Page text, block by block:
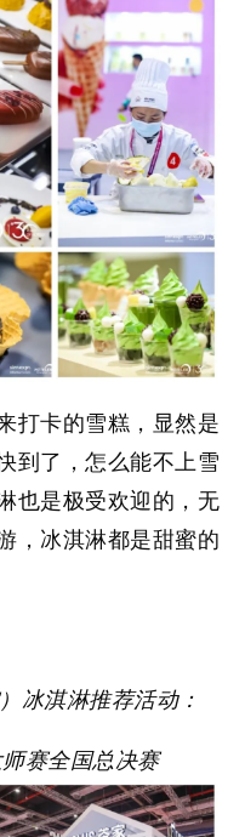
打卡的雪糕，显然是
到了，怎么能不上雪
也是极受欢迎的，无
，冰淇淋都是甜蜜的
冰淇淋推荐活动：
赛全国总决赛